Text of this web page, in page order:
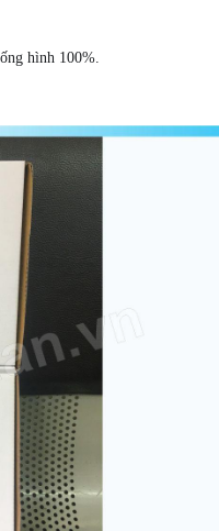
hình 100%.